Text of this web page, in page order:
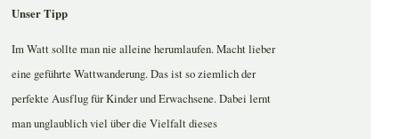
Unser Tipp
Im Watt sollte man nie alleine herumlaufen. Macht lieber
eine geführte Wattwanderung. Das ist so ziemlich der
perfekte Ausflug für Kinder und Erwachsene. Dabei lernt
man unglaublich viel über die Vielfalt dieses